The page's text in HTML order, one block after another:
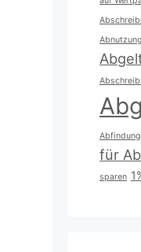
Abnutzung
Abfindung
für
sparen